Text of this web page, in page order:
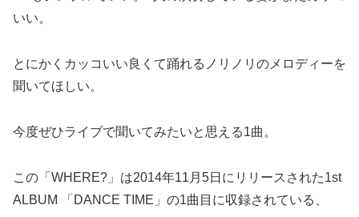
いい。
とにかくカッコいい良くて踊れるノリノリのメロディーを
聞いてほしい。
今度ぜひライブで聞いてみたいと思える1曲。
この「WHERE?」は2014年11月5日にリリースされた1st
ALBUM 「DANCE TIME」の1曲目に収録されている、